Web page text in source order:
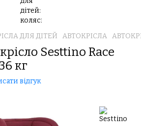
ДЛЯ ДІТЕЙ АВТОКРІСЛА
Sesttino Race
кг
відгук